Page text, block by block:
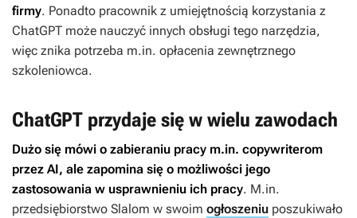
firmy. Ponadto pracownik z umiejętnością korzystania z
ChatGPT może nauczyć innych obsługi tego narzędzia,
więc znika potrzeba m.in. opłacenia zewnętrznego
szkoleniowca.
ChatGPT przydaje się w wielu zawodach
Dużo się mówi o zabieraniu pracy m.in. copywriterom
przez AI, ale zapomina się o możliwości jego
zastosowania w usprawnieniu ich pracy. M.in.
przedsiębiorstwo Slalom w swoim ogłoszeniu poszukiwało